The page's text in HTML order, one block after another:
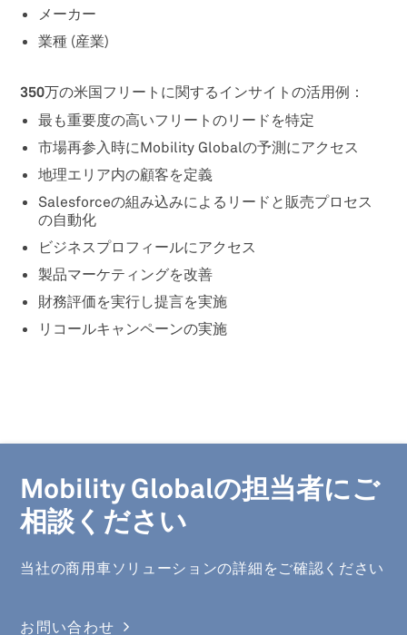
メーカー
業種 (産業)
350万の米国フリートに関するインサイトの活用例：
最も重要度の高いフリートのリードを特定
市場再参入時にMobility Globalの予測にアクセス
地理エリア内の顧客を定義
Salesforceの組み込みによるリードと販売プロセス
の自動化
ビジネスプロフィールにアクセス
製品マーケティングを改善
財務評価を実行し提言を実施
リコールキャンペーンの実施
Mobility Globalの担当者にご
相談ください
当社の商用車ソリューションの詳細をご確認ください
お問い合わせ